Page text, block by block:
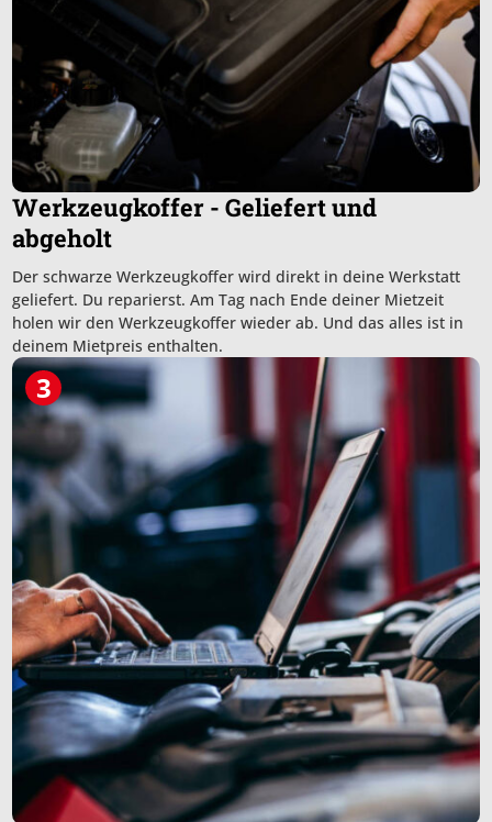
Werkzeugkoffer - Geliefert und
abgeholt
Der schwarze Werkzeugkoffer wird direkt in deine Werkstatt
geliefert. Du reparierst. Am Tag nach Ende deiner Mietzeit
holen wir den Werkzeugkoffer wieder ab. Und das alles ist in
deinem Mietpreis enthalten.
3